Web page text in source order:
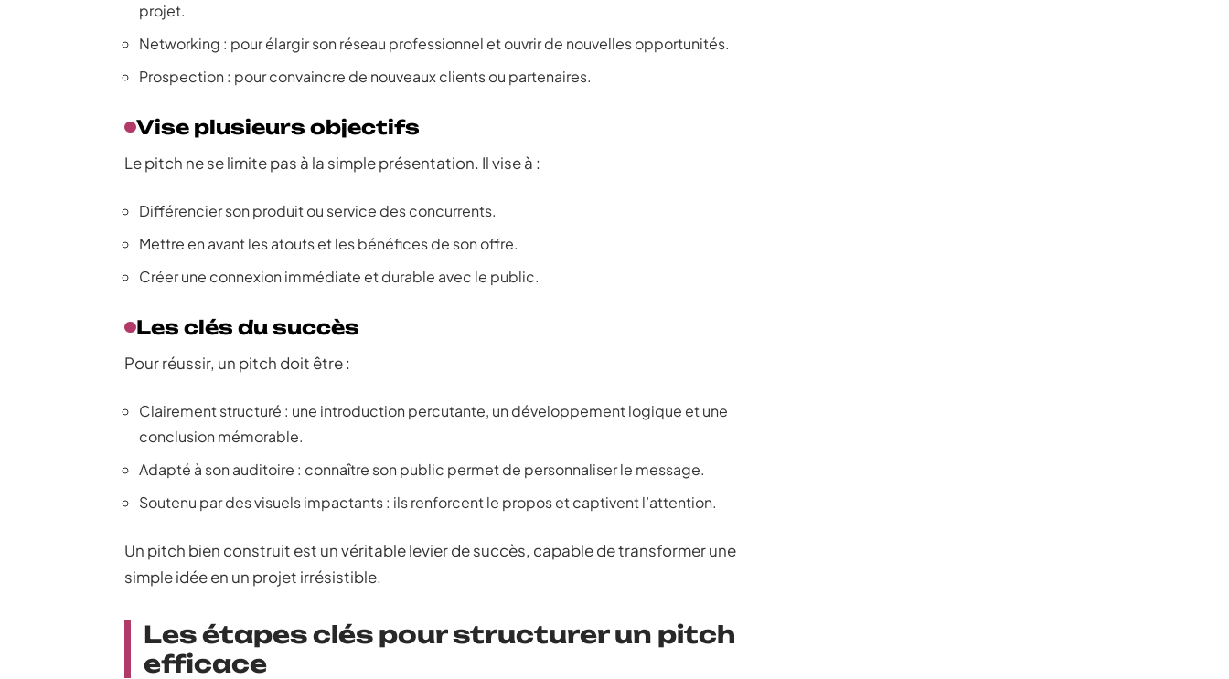
projet.
Networking : pour élargir son réseau professionnel et ouvrir de nouvelles opportunités.
Prospection : pour convaincre de nouveaux clients ou partenaires.
Vise plusieurs objectifs
Le pitch ne se limite pas à la simple présentation. Il vise à :
Différencier son produit ou service des concurrents.
Mettre en avant les atouts et les bénéfices de son offre.
Créer une connexion immédiate et durable avec le public.
Les clés du succès
Pour réussir, un pitch doit être :
Clairement structuré : une introduction percutante, un développement logique et une
conclusion mémorable.
Adapté à son auditoire : connaître son public permet de personnaliser le message.
Soutenu par des visuels impactants : ils renforcent le propos et captivent l’attention.
Un pitch bien construit est un véritable levier de succès, capable de transformer une
simple idée en un projet irrésistible.
Les étapes clés pour structurer un pitch
efficace